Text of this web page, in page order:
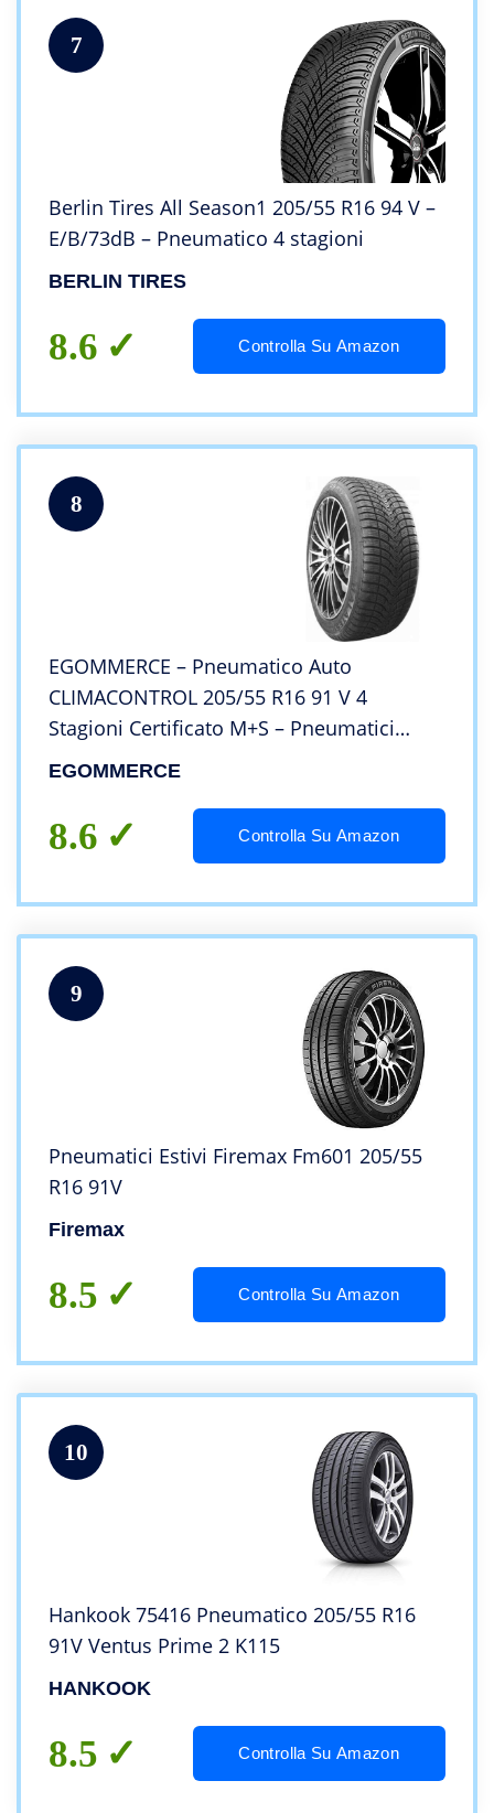
7
Berlin Tires All Season1 205/55 R16 94 V –
E/B/73dB – Pneumatico 4 stagioni
BERLIN TIRES
8.6 Controlla Su Amazon
8
EGOMMERCE – Pneumatico Auto
CLIMACONTROL 205/55 R16 91 V 4
Stagioni Certificato M+S – Pneumatici
Automobile All Season – Gomme per Auto
Anni
EGOMMERCE
8.6 Controlla Su Amazon
9
Pneumatici Estivi Firemax Fm601 205/55
R16 91V
Firemax
8.5 Controlla Su Amazon
10
Hankook 75416 Pneumatico 205/55 R16
91V Ventus Prime 2 K115
HANKOOK
8.5 Controlla Su Amazon